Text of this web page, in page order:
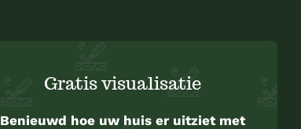
Gratis visualisatie
Benieuwd hoe uw huis er uitziet met